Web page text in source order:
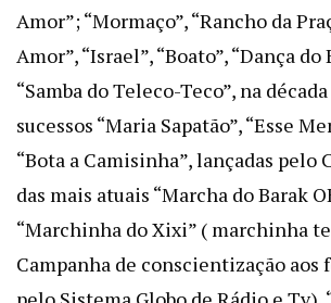
Amor”; “Mormaço”, “Rancho da
Amor”, “Israel”, “Boato”, “Dança do
“Samba do Teleco-Teco”, na
sucessos “Maria Sapatão”, “Esse
“Bota a Camisinha”, lançadas pelo
das mais atuais “Marcha do Barak
“Marchinha do Xixi” ( marchinha
Campanha de conscientização aos